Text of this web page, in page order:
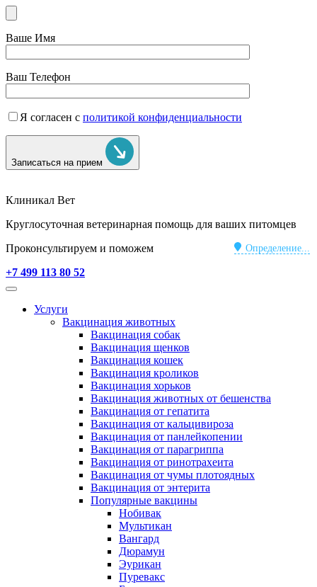
Ваше Имя
Ваш Телефон
Я согласен с политикой конфиденциальности
Записаться на прием
Клиникал Вет
Круглосуточная ветеринарная помощь для ваших питомцев
Определение...
Проконсультируем и поможем
+7 499 113 80 52
Услуги
Вакцинация животных
Вакцинация собак
Вакцинация щенков
Вакцинация кошек
Вакцинация кроликов
Вакцинация хорьков
Вакцинация животных от бешенства
Вакцинация от гепатита
Вакцинация от кальцивироза
Вакцинация от панлейкопении
Вакцинация от парагриппа
Вакцинация от ринотрахеита
Вакцинация от чумы плотоядных
Вакцинация от энтерита
Популярные вакцины
Нобивак
Мультикан
Вангард
Дюрамун
Эурикан
Пуревакс